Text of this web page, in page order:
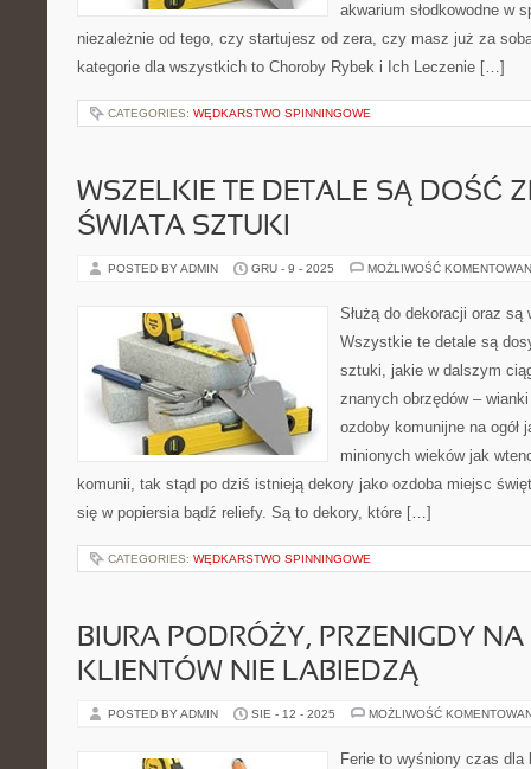
akwarium słodkowodne w
niezależnie od tego, czy startujesz od zera, czy masz już za
kategorie dla wszystkich to Choroby Rybek i Ich Leczenie […]
CATEGORIES: WĘDKARSTWO SPINNINGOWE
WSZELKIE TE DETALE SĄ DOŚĆ
ŚWIATA SZTUKI
POSTED BY ADMIN GRU - 9 - 2025 MOŻLIWOŚĆ
Służą do dekoracji oraz są
Wszystkie te detale są
sztuki, jakie w dalszym
znanych obrzędów –
ozdoby komunijne na ogół
minionych wieków jak
komunii, tak stąd po dziś istnieją dekory jako ozdoba miejsc
się w popiersia bądź reliefy. Są to dekory, które […]
CATEGORIES: WĘDKARSTWO SPINNINGOWE
BIURA PODRÓŻY, PRZENIGDY
KLIENTÓW NIE LABIEDZĄ
POSTED BY ADMIN SIE - 12 - 2025 MOŻLIWOŚĆ
Ferie to wyśniony czas